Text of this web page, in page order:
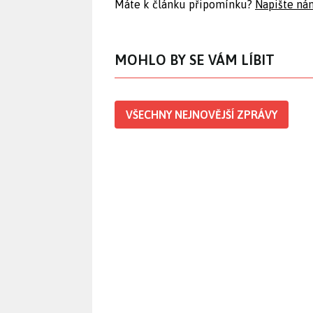
Máte k článku připomínku? Napište
MOHLO BY SE VÁM LÍBIT
VŠECHNY NEJNOVĚJŠÍ ZPRÁVY